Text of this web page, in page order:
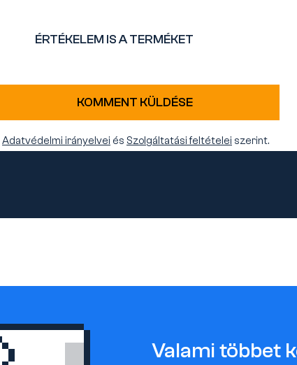
ÉRTÉKELEM IS A TERMÉKET
KOMMENT KÜLDÉSE
Adatvédelmi irányelvei és Szolgáltatási feltételei szerint.
Valami többet